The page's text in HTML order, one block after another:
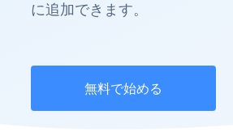
に追加できます。
無料で始める